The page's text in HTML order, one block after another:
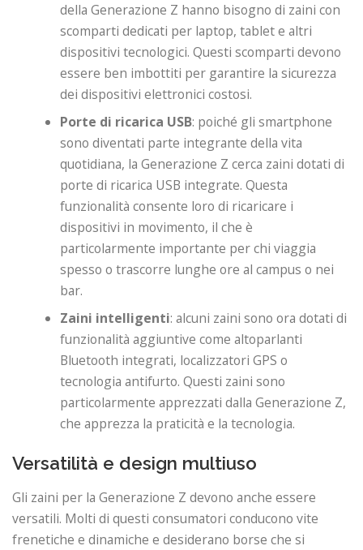
della Generazione Z hanno bisogno di zaini con
scomparti dedicati per laptop, tablet e altri
dispositivi tecnologici. Questi scomparti devono
essere ben imbottiti per garantire la sicurezza
dei dispositivi elettronici costosi.
Porte di ricarica USB: poiché gli smartphone
sono diventati parte integrante della vita
quotidiana, la Generazione Z cerca zaini dotati di
porte di ricarica USB integrate. Questa
funzionalità consente loro di ricaricare i
dispositivi in ​​movimento, il che è
particolarmente importante per chi viaggia
spesso o trascorre lunghe ore al campus o nei
bar.
Zaini intelligenti: alcuni zaini sono ora dotati di
funzionalità aggiuntive come altoparlanti
Bluetooth integrati, localizzatori GPS o
tecnologia antifurto. Questi zaini sono
particolarmente apprezzati dalla Generazione Z,
che apprezza la praticità e la tecnologia.
Versatilità e design multiuso
Gli zaini per la Generazione Z devono anche essere
versatili. Molti di questi consumatori conducono vite
frenetiche e dinamiche e desiderano borse che si